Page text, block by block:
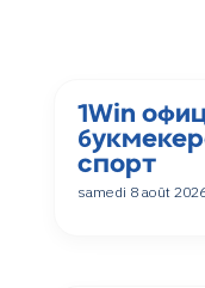
1Win
спорт
samedi 8 août